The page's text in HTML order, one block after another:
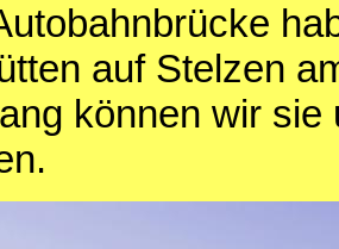
auf Stelzen
können wir